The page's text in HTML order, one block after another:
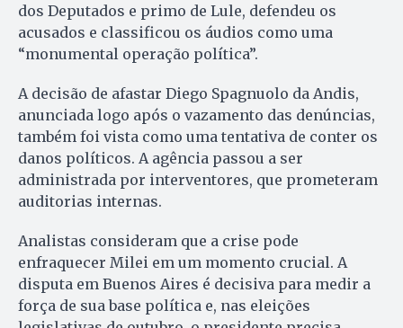
dos Deputados e primo de Lule, defendeu os
acusados e classificou os áudios como uma
“monumental operação política”.
A decisão de afastar Diego Spagnuolo da Andis,
anunciada logo após o vazamento das denúncias,
também foi vista como uma tentativa de conter os
danos políticos. A agência passou a ser
administrada por interventores, que prometeram
auditorias internas.
Analistas consideram que a crise pode
enfraquecer Milei em um momento crucial. A
disputa em Buenos Aires é decisiva para medir a
força de sua base política e, nas eleições